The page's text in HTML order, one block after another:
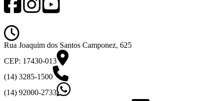
Rua Joaquim dos Santos Camponez, 625
CEP: 17430-013
(14) 3285-1500
(14) 92000-2733